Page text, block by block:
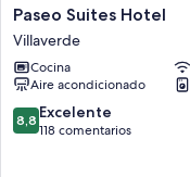
Paseo
Suites
Hotel
Villaverde
Paseo Suites Hotel
Villaverde
Cocina
Aire acondicionado
8.8
sobre
8,8 Excelente
118 comentarios